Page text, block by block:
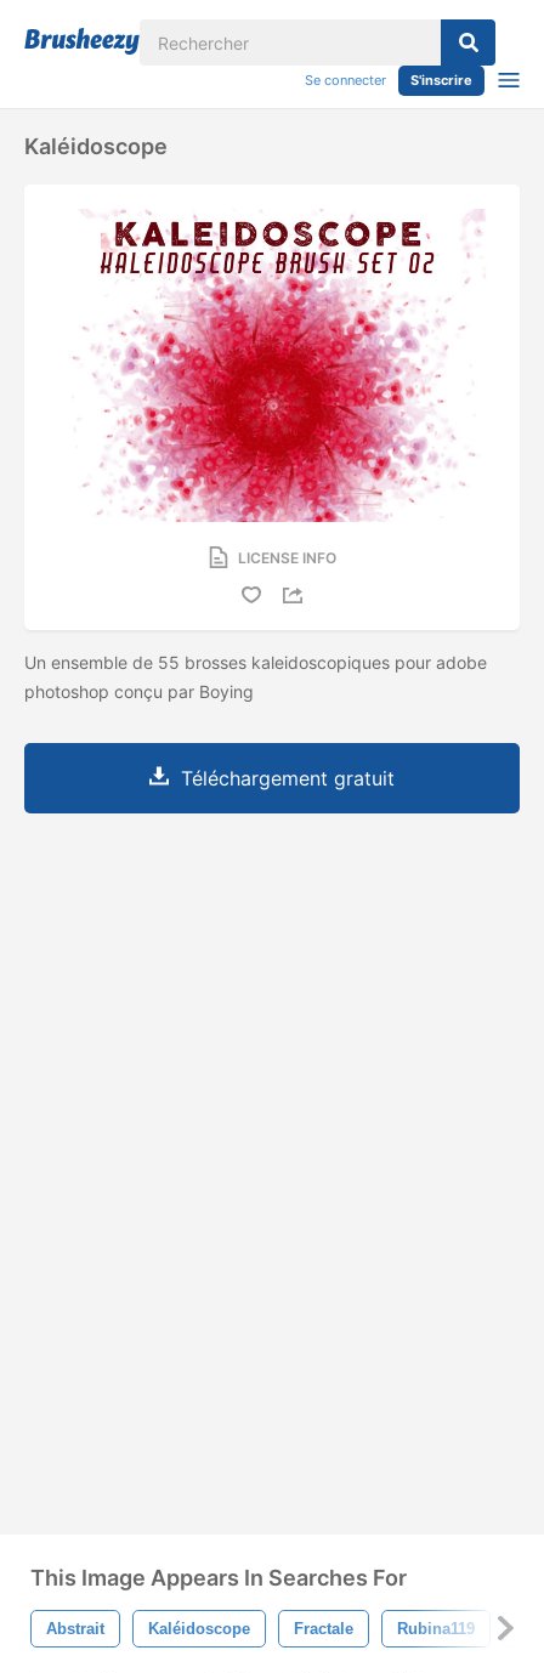
Se connecter S'inscrire
Kaléidoscope
LICENSE INFO
Un ensemble de 55 brosses kaleidoscopiques pour adobe
photoshop conçu par Boying
Téléchargement gratuit
This Image Appears In Searches For
Abstrait Kaléidoscope Fractale Rubina119